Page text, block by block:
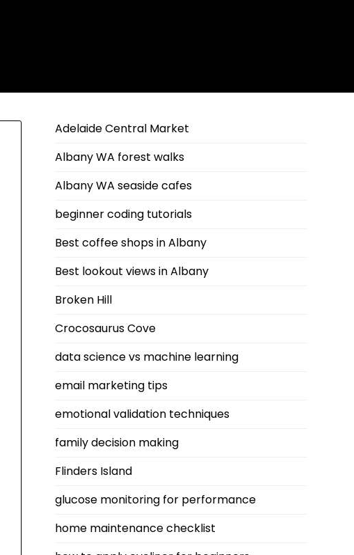
Adelaide Central Market
Albany WA forest walks
Albany WA seaside cafes
beginner coding tutorials
Best coffee shops in Albany
Best lookout views in Albany
Broken Hill
Crocosaurus Cove
data science vs machine learning
email marketing tips
emotional validation techniques
family decision making
Flinders Island
glucose monitoring for performance
home maintenance checklist